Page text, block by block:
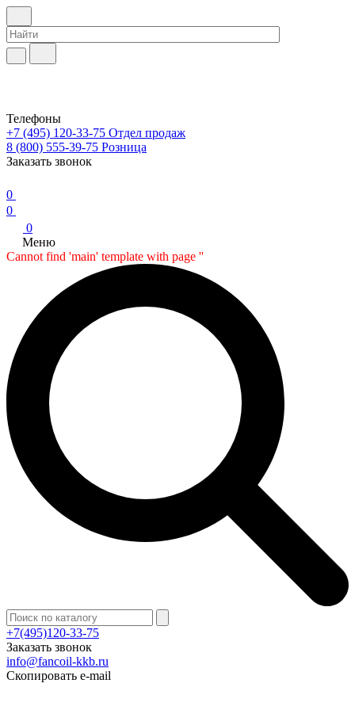
Телефоны
+7 (495) 120-33-75 Отдел продаж
8 (800) 555-39-75 Розница
Заказать звонок
0
0
0
Меню
Cannot find 'main' template with page ''
+7(495)120-33-75
Заказать звонок
info@fancoil-kkb.ru
Скопировать e-mail